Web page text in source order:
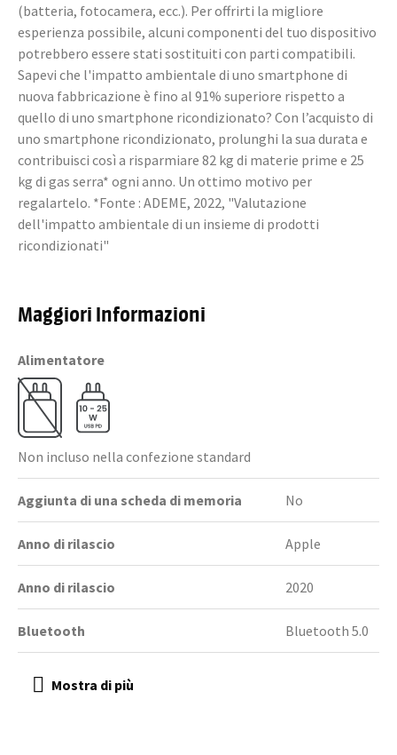
(batteria, fotocamera, ecc.). Per offrirti la migliore
esperienza possibile, alcuni componenti del tuo dispositivo
potrebbero essere stati sostituiti con parti compatibili.
Sapevi che l'impatto ambientale di uno smartphone di
nuova fabbricazione è fino al 91% superiore rispetto a
quello di uno smartphone ricondizionato? Con l’acquisto di
uno smartphone ricondizionato, prolunghi la sua durata e
contribuisci così a risparmiare 82 kg di materie prime e 25
kg di gas serra* ogni anno. Un ottimo motivo per
regalartelo. *Fonte : ADEME, 2022, "Valutazione
dell'impatto ambientale di un insieme di prodotti
ricondizionati"
Maggiori Informazioni
Alimentatore
Non incluso nella confezione standard
Aggiunta di una scheda di memoria No
Anno di rilascio Apple
Anno di rilascio 2020
Bluetooth Bluetooth 5.0